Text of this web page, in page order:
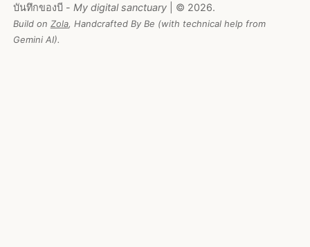
บันทึกของบี - My digital sanctuary| © 2026.
Build on Zola, Handcrafted By Be (with technical help from
Gemini AI).